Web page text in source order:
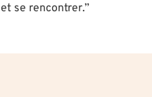
se rencontrer.”